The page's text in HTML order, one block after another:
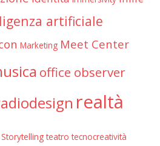
artificiale
Marketing Meet Center
office observer
realtà
Storytelling teatro tecnocreatività